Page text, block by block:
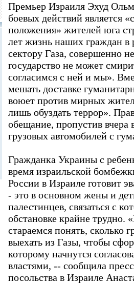
Премьер Израиля Эхуд
боевых действий является
положения» жителей юга
лет жизнь наших граждан
сектору Газа, совершенно
государство не может
согласимся с ней и мы».
мешать доставке
воюет против мирных
лишь обуздать террор».
обещание, пропустив вчера
грузовых автомобилей с
Гражданка Украины с
время израильской
России в Израиле готовит
- это в основном жены и
палестинцев, связаться с
обстановке крайне трудно.
стараемся понять, сколько
выехать из Газы, чтобы
которому начнутся
властями, -- сообщила
посольства в Израиле